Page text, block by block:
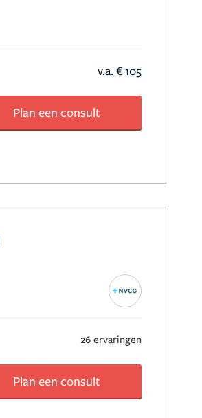
v.a. € 105
Plan een consult
26 ervaringen
Plan een consult